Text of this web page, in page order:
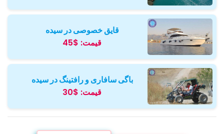
قایق خصوصی در سیده
قیمت: $45
باگی سافاری و رافتینگ در سیده
قیمت: $30